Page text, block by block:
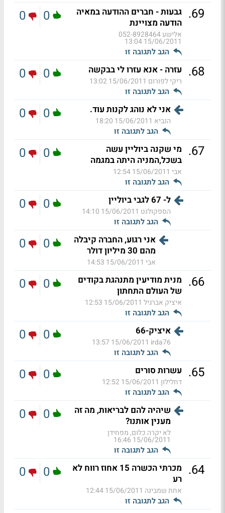
69
. גבעות - חברים ההודעה במאיה
הודעה מצויינת
אלישע 052-8928464
15/06/2011 13:04
הגב לתגובה זו
0
0
68
. עזרה - אנא עזרו לי בבקשה
ריקי לפורום 15/06/2011 13:02
הגב לתגובה זו
0
0
אני לא נוהג לקנות עוד.
הנביא 15/06/2011 18:20
הגב לתגובה זו
0
0
67
. מי שקנה ביוליין עשה
בשכל,המניה היתה במגמה
אבי 15/06/2011 12:54
הגב לתגובה זו
0
0
ל- 67 לגבי ביוליין
הספקולנט 15/06/2011 14:10
הגב לתגובה זו
0
0
אני רגוע, החברה קיבלה
מהם 30 מיליון דולר
אבי 15/06/2011 14:53
0
0
66
. מנית מודיעין מתנהגת בקודים
של העולם התחתון
איציק אברגיל 15/06/2011 12:53
הגב לתגובה זו
0
0
איציק-66
irda76
15/06/2011 13:57
הגב לתגובה זו
0
0
65
. עשרות סורים
דחלילון 15/06/2011 12:52
הגב לתגובה זו
0
0
שיהיה להם לבריאות, מה זה
מענין אותנו?
לא יקרה כלום, מפחידן
15/06/2011 16:46
הגב לתגובה זו
0
0
64
.
מכרתי הכשרה 15 אחוז רווח לא
רע
אחת שמבינה 15/06/2011 12:44
הגב לתגובה זו
0
0